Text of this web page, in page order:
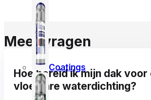
Coatings
Meer vragen
Hoe bereid ik mijn dak voor
vloeibare waterdichting?